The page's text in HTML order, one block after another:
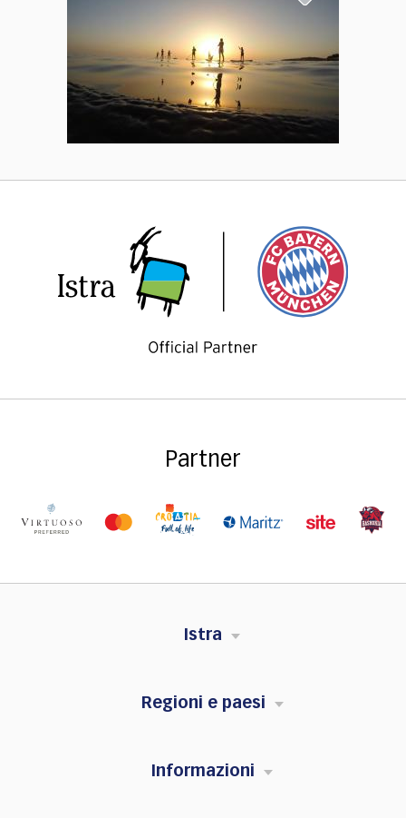
Partner
Istra
Regioni e paesi
Informazioni